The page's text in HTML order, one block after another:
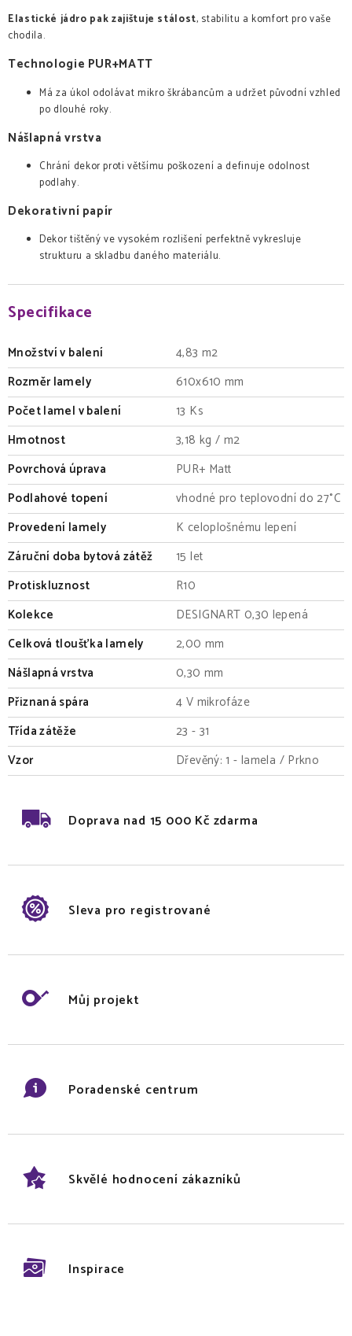
Elastické jádro pak zajištuje stálost, stabilitu a komfort pro vaše
chodila.
Technologie PUR+MATT
Má za úkol odolávat mikro škrábancům a udržet původní vzhled
po dlouhé roky.
Nášlapná vrstva
Chrání dekor proti většímu poškození a definuje odolnost
podlahy.
Dekorativní papír
Dekor tištěný ve vysokém rozlišení perfektně vykresluje
strukturu a skladbu daného materiálu.
Specifikace
Množství v balení
4,83 m2
Rozměr lamely
610x610 mm
Počet lamel v balení
13 Ks
Hmotnost
3,18 kg / m2
Povrchová úprava
PUR+ Matt
Podlahové topení
vhodné pro teplovodní do 27°C
Provedení lamely
K celoplošnému lepení
Záruční doba bytová zátěž
15 let
Protiskluznost
R10
Kolekce
DESIGNART 0,30 lepená
Celková tloušťka lamely
2,00 mm
Nášlapná vrstva
0,30 mm
Přiznaná spára
4 V mikrofáze
Třída zátěže
23 - 31
Vzor
Dřevěný: 1 - lamela / Prkno
Doprava nad 15 000 Kč zdarma
Sleva pro registrované
Můj projekt
Poradenské centrum
Skvělé hodnocení zákazníků
Inspirace